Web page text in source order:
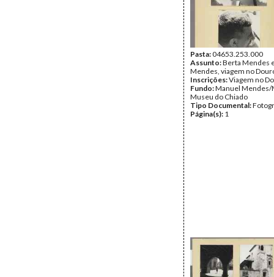
Pasta:04653.253.000
Assunto:Berta Mendes
Mendes, viagem no
Inscrições:Viagem no
Fundo:Manuel Mendes/
Museu do Chiado
Tipo Documental:
Página(s): 1